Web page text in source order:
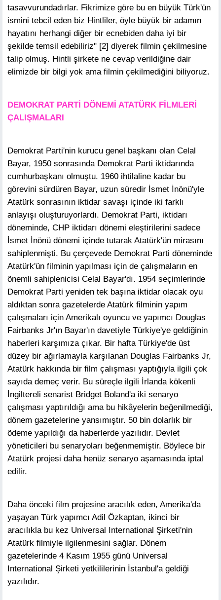
tasavvurundadırlar. Fikrimize göre bu en büyük Türk'ün
ismini tebcil eden biz Hintliler, öyle büyük bir adamın
hayatını herhangi diğer bir ecnebiden daha iyi bir
şekilde temsil edebiliriz" [2] diyerek filmin çekilmesine
talip olmuş. Hintli şirkete ne cevap verildiğine dair
elimizde bir bilgi yok ama filmin çekilmediğini biliyoruz.
DEMOKRAT PARTİ DÖNEMİ ATATÜRK FİLMLERİ
ÇALIŞMALARI
Demokrat Parti'nin kurucu genel başkanı olan Celal
Bayar, 1950 sonrasında Demokrat Parti iktidarında
cumhurbaşkanı olmuştu. 1960 ihtilaline kadar bu
görevini sürdüren Bayar, uzun süredir İsmet İnönü'yle
Atatürk sonrasının iktidar savaşı içinde iki farklı
anlayışı oluşturuyorlardı. Demokrat Parti, iktidarı
döneminde, CHP iktidarı dönemi eleştirilerini sadece
İsmet İnönü dönemi içinde tutarak Atatürk'ün mirasını
sahiplenmişti. Bu çerçevede Demokrat Parti döneminde
Atatürk'ün filminin yapılması için de çalışmaların en
önemli sahiplenicisi Celal Bayar'dı. 1954 seçimlerinde
Demokrat Parti yeniden tek başına iktidar olacak oyu
aldıktan sonra gazetelerde Atatürk filminin yapım
çalışmaları için Amerikalı oyuncu ve yapımcı Douglas
Fairbanks Jr'ın Bayar'ın davetiyle Türkiye'ye geldiğinin
haberleri karşımıza çıkar. Bir hafta Türkiye'de üst
düzey bir ağırlamayla karşılanan Douglas Fairbanks Jr,
Atatürk hakkında bir film çalışması yaptığıyla ilgili çok
sayıda demeç verir. Bu süreçle ilgili İrlanda kökenli
İngiltereli senarist Bridget Boland'a iki senaryo
çalışması yaptırıldığı ama bu hikâyelerin beğenilmediği,
dönem gazetelerine yansımıştır. 50 bin dolarlık bir
ödeme yapıldığı da haberlerde yazılıdır. Devlet
yöneticileri bu senaryoları beğenmemiştir. Böylece bir
Atatürk projesi daha henüz senaryo aşamasında iptal
edilir.
Daha önceki film projesine aracılık eden, Amerika'da
yaşayan Türk yapımcı Adil Özkaptan, ikinci bir
aracılıkla bu kez Universal International Şirketi'nin
Atatürk filmiyle ilgilenmesini sağlar. Dönem
gazetelerinde 4 Kasım 1955 günü Universal
International Şirketi yetkililerinin İstanbul'a geldiği
yazılıdır.